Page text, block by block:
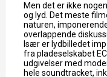
Men det er ikke
og lyd. Det meste
naturen,
overlappende
Især er lydbilledet
fra pladeselskabet
udgivelser med
hele soundtracket,